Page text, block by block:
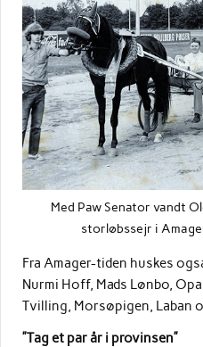
Med Paw Senator vandt
storløbssejr i
Fra Amager-tiden huskes
Nurmi Hoff, Mads Lønbo,
Tvilling, Morsøpigen, Laban
”Tag et par år i provinsen”